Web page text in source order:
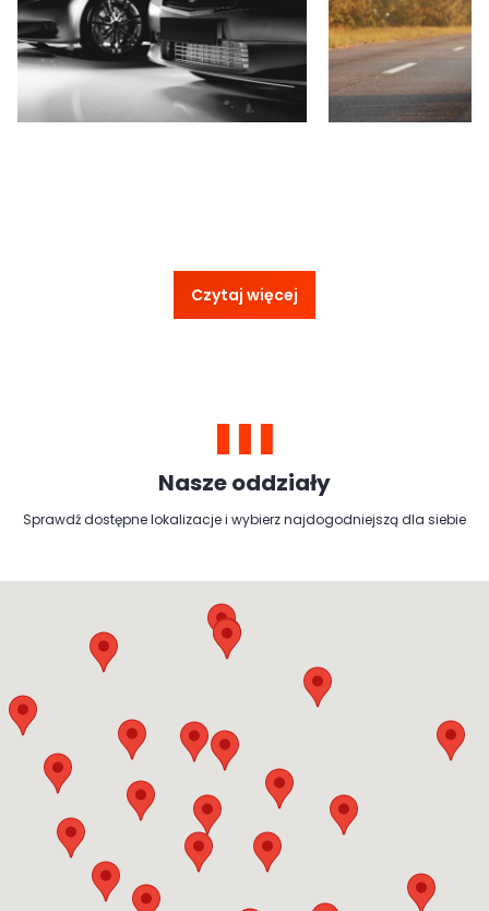
Czytaj więcej
Nasze oddziały
Sprawdź dostępne lokalizacje i wybierz najdogodniejszą dla siebie